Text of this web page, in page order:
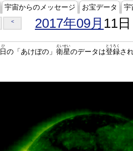
宇宙からのメッセージ お宝データ 宇
< 2017年09月 11日
日
ひ
の「あけぼの」 衛星
えいせい
のデータは登録
とうろく
さ